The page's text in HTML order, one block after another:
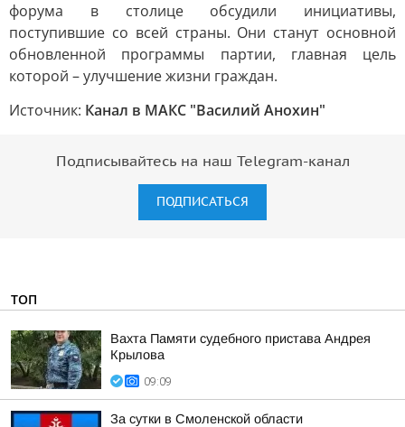
форума в столице обсудили инициативы,
поступившие со всей страны. Они станут основной
обновленной программы партии, главная цель
которой – улучшение жизни граждан.
Источник: Канал в МАКС "Василий Анохин"
Подписывайтесь на наш Telegram-канал
ПОДПИСАТЬСЯ
ТОП
Вахта Памяти судебного пристава Андрея
Крылова
09:09
За сутки в Смоленской области